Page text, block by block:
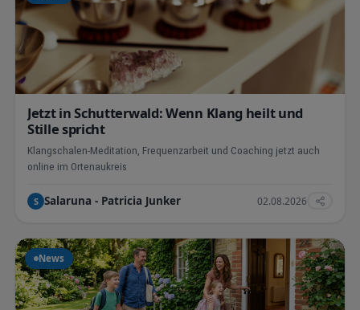
Jetzt in Schutterwald: Wenn Klang heilt und
Stille spricht
Klangschalen-Meditation, Frequenzarbeit und Coaching jetzt auch
online im Ortenaukreis
S Salaruna - Patricia Junker 02.08.2026
News